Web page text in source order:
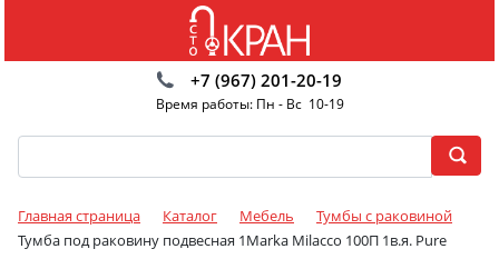
+7 (967) 201-20-19
Время работы: Пн - Вс 10-19
Главная страница Каталог Мебель
Тумбы с раковиной
Тумба под раковину подвесная 1Marka Milacco 100П 1в.я. Pure